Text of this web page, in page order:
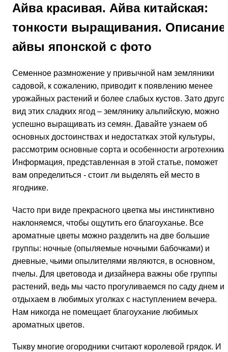
Айва красивая. Айва китайская:
тонкости выращивания. Описание
айвы японской с фото
Семенное размножение у привычной нам земляники
садовой, к сожалению, приводит к появлению менее
урожайных растений и более слабых кустов. Зато
вид этих сладких ягод – землянику альпийскую, можно
успешно выращивать из семян. Давайте узнаем об
основных достоинствах и недостатках этой культуры,
рассмотрим основные сорта и особенности агротехники.
Информация, представленная в этой статье, поможет
вам определиться - стоит ли выделять ей место в
ягоднике.
Часто при виде прекрасного цветка мы инстинктивно
наклоняемся, чтобы ощутить его благоуханье. Все
ароматные цветы можно разделить на две большие
группы: ночные (опыляемые ночными бабочками) и
дневные, чьими опылителями являются, в основном,
пчелы. Для цветовода и дизайнера важны обе группы
растений, ведь мы часто прогуливаемся по саду днем и
отдыхаем в любимых уголках с наступлением вечера.
Нам никогда не помещает благоухание любимых
ароматных цветов.
Тыкву многие огородники считают королевой грядок. И